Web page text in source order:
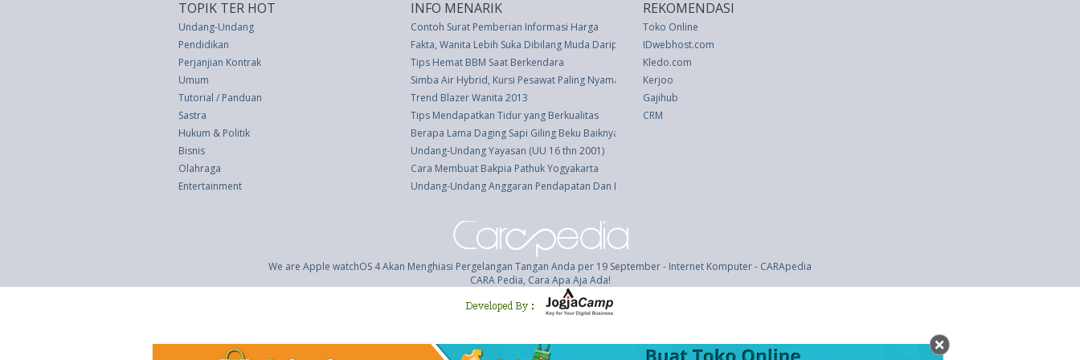
TOPIK TER HOT
Undang-Undang
Pendidikan
Perjanjian Kontrak
Umum
Tutorial / Panduan
Sastra
Hukum & Politik
Bisnis
Olahraga
Entertainment
INFO MENARIK
Contoh Surat Pemberian Informasi Harga
Fakta, Wanita Lebih Suka Dibilang Muda Daripada Cantik
Tips Hemat BBM Saat Berkendara
Simba Air Hybrid, Kursi Pesawat Paling Nyaman Sedunia
Trend Blazer Wanita 2013
Tips Mendapatkan Tidur yang Berkualitas
Berapa Lama Daging Sapi Giling Beku Baiknya Disimpan?
Undang-Undang Yayasan (UU 16 thn 2001)
Cara Membuat Bakpia Pathuk Yogyakarta
Undang-Undang Anggaran Pendapatan Dan Belanja Negara Tahun Anggaran 1987/1988 (UU 3 thn 1987)
REKOMENDASI
Toko Online
IDwebhost.com
Kledo.com
Kerjoo
Gajihub
CRM
We are Apple watchOS 4 Akan Menghiasi Pergelangan Tangan Anda per 19 September - Internet Komputer - CARApedia
CARA Pedia, Cara Apa Aja Ada!